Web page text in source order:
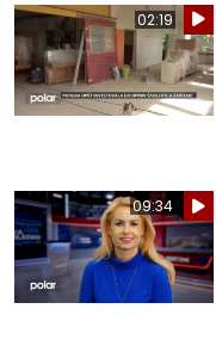
02:19
09:34